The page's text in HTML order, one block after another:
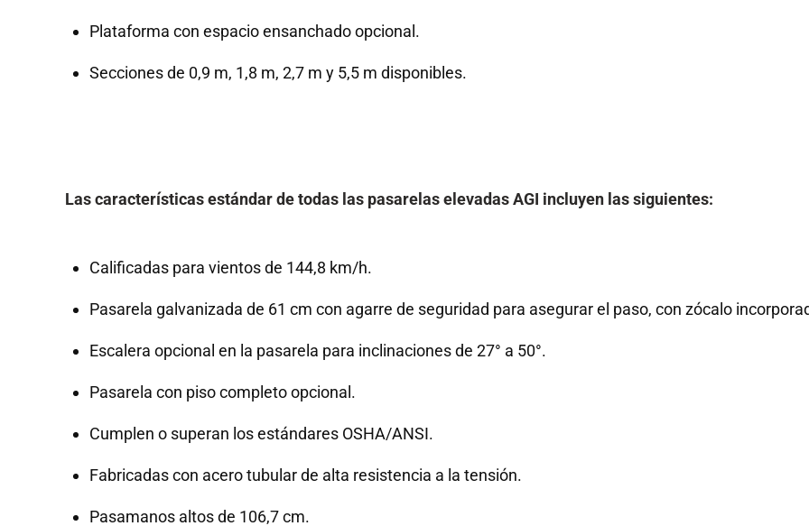
Plataforma con espacio ensanchado opcional.
Secciones de 0,9 m, 1,8 m, 2,7 m y 5,5 m disponibles.
Las características estándar de todas las pasarelas elevadas AGI incluyen las siguientes:
Calificadas para vientos de 144,8 km/h.
Pasarela galvanizada de 61 cm con agarre de seguridad para asegurar el paso, con zócalo
Escalera opcional en la pasarela para inclinaciones de 27° a 50°.
Pasarela con piso completo opcional.
Cumplen o superan los estándares OSHA/ANSI.
Fabricadas con acero tubular de alta resistencia a la tensión.
Pasamanos altos de 106,7 cm.